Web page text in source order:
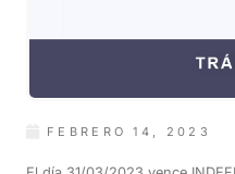
FEBRERO 14, 2023